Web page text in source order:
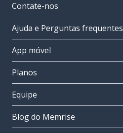
Contate-nos
Ajuda e Perguntas frequentes
App móvel
Planos
Equipe
Blog do Memrise